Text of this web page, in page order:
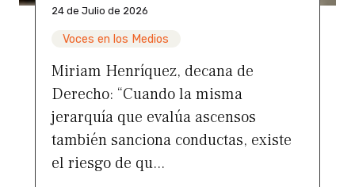
24 de Julio de 2026
Voces en los Medios
Miriam Henríquez, decana de
Derecho: “Cuando la misma
jerarquía que evalúa ascensos
también sanciona conductas, existe
el riesgo de qu...